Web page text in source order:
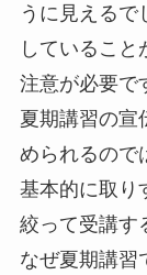
うに見えるで
しているこ
注意が必要で
夏期講習の宣
められるので
基本的に取り
絞って受講す
なぜ夏期講習